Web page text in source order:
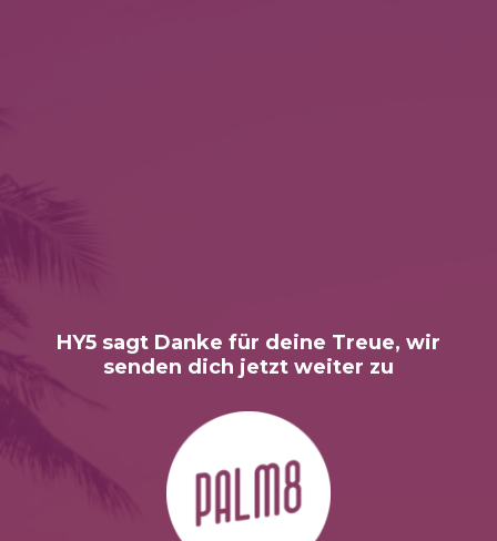
HY5 sagt Danke für deine Treue, wir
senden dich jetzt weiter zu